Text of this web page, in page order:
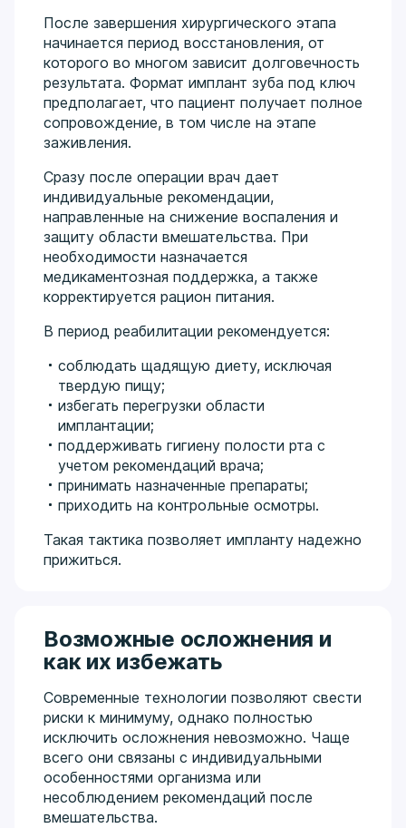
После завершения хирургического этапа
начинается период восстановления, от
которого во многом зависит долговечность
результата. Формат имплант зуба под ключ
предполагает, что пациент получает полное
сопровождение, в том числе на этапе
заживления.
Сразу после операции врач дает
индивидуальные рекомендации,
направленные на снижение воспаления и
защиту области вмешательства. При
необходимости назначается
медикаментозная поддержка, а также
корректируется рацион питания.
В период реабилитации рекомендуется:
соблюдать щадящую диету, исключая
твердую пищу;
избегать перегрузки области
имплантации;
поддерживать гигиену полости рта с
учетом рекомендаций врача;
принимать назначенные препараты;
приходить на контрольные осмотры.
Такая тактика позволяет импланту надежно
прижиться.
Возможные осложнения и
как их избежать
Современные технологии позволяют свести
риски к минимуму, однако полностью
исключить осложнения невозможно. Чаще
всего они связаны с индивидуальными
особенностями организма или
несоблюдением рекомендаций после
вмешательства.